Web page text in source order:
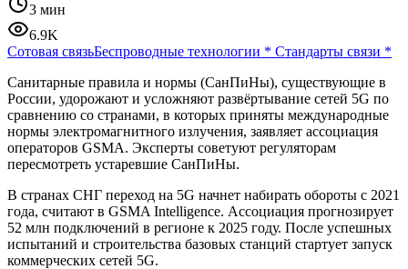
3 мин
6.9K
Сотовая связьБеспроводные технологии * Стандарты связи *
Санитарные правила и нормы (СанПиНы), существующие в
России, удорожают и усложняют развёртывание сетей 5G по
сравнению со странами, в которых приняты международные
нормы электромагнитного излучения, заявляет ассоциация
операторов GSMA. Эксперты советуют регуляторам
пересмотреть устаревшие СанПиНы.
В странах СНГ переход на 5G начнет набирать обороты с 2021
года, считают в GSMA Intelligence. Ассоциация прогнозирует
52 млн подключений в регионе к 2025 году. После успешных
испытаний и строительства базовых станций стартует запуск
коммерческих сетей 5G.